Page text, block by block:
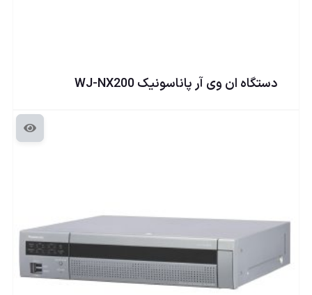
دستگاه ان وی آر پاناسونيک WJ-NX200